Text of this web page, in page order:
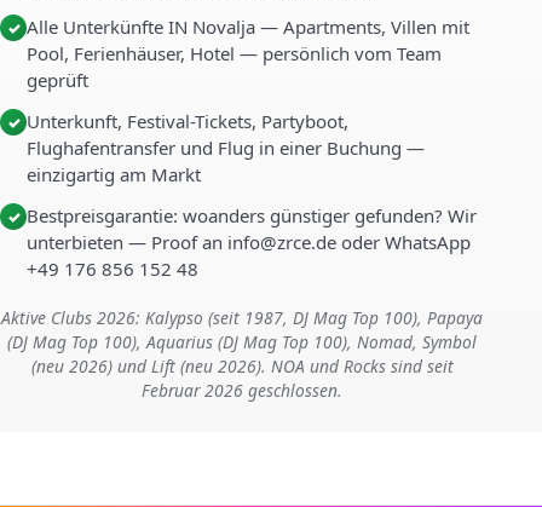
✓ Alle Unterkünfte IN Novalja — Apartments, Villen mit
Pool, Ferienhäuser, Hotel — persönlich vom Team
geprüft
✓ Unterkunft, Festival-Tickets, Partyboot,
Flughafentransfer und Flug in einer Buchung —
einzigartig am Markt
✓ Bestpreisgarantie: woanders günstiger gefunden? Wir
unterbieten — Proof an info@zrce.de oder WhatsApp
+49 176 856 152 48
Aktive Clubs 2026: Kalypso (seit 1987, DJ Mag Top 100), Papaya
(DJ Mag Top 100), Aquarius (DJ Mag Top 100), Nomad, Symbol
(neu 2026) und Lift (neu 2026). NOA und Rocks sind seit
Februar 2026 geschlossen.